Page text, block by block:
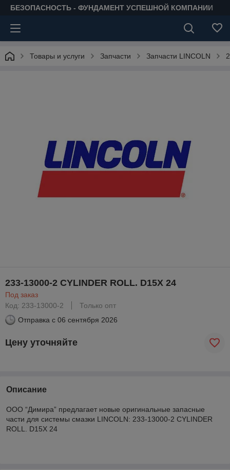
БЕЗОПАСНОСТЬ - ФУНДАМЕНТ УСПЕШНОЙ КОМПАНИИ
Товары и услуги Запчасти Запчасти LINCOLN
233-13000-2 CYLINDER ROLL. D15X 24
Под заказ
Код: 233-13000-2
Только опт
Отправка с 06 сентября 2026
Цену уточняйте
Описание
ООО “Димира” предлагает новые оригинальные запасные
части для системы смазки LINCOLN: 233-13000-2 CYLINDER
ROLL. D15X 24